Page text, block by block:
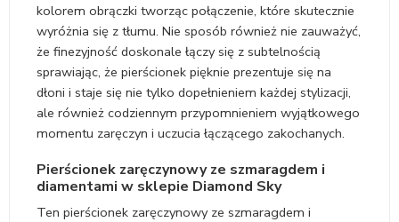
kolorem obrączki tworząc połączenie, które skutecznie
wyróżnia się z tłumu. Nie sposób również nie zauważyć,
że finezyjność doskonale łączy się z subtelnością
sprawiając, że pierścionek pięknie prezentuje się na
dłoni i staje się nie tylko dopełnieniem każdej stylizacji,
ale również codziennym przypomnieniem wyjątkowego
momentu zaręczyn i uczucia łączącego zakochanych.
Pierścionek zaręczynowy ze szmaragdem i
diamentami w sklepie Diamond Sky
Ten pierścionek zaręczynowy ze szmaragdem i